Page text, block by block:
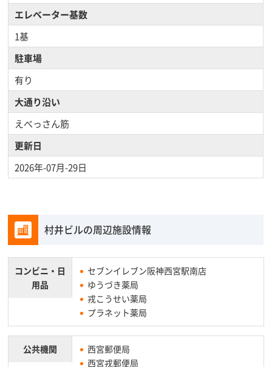
エレベーター基数
1基
駐車場
有り
大通り沿い
えべっさん筋
更新日
2026年-07月-29日
村井ビルの周辺施設情報
コンビニ・ 日
用品
セブンイレブン阪神西宮駅南店
ゆうづき薬局
戎こうせい薬局
プラネット薬局
公共機関
西宮郵便局
西宮戎郵便局